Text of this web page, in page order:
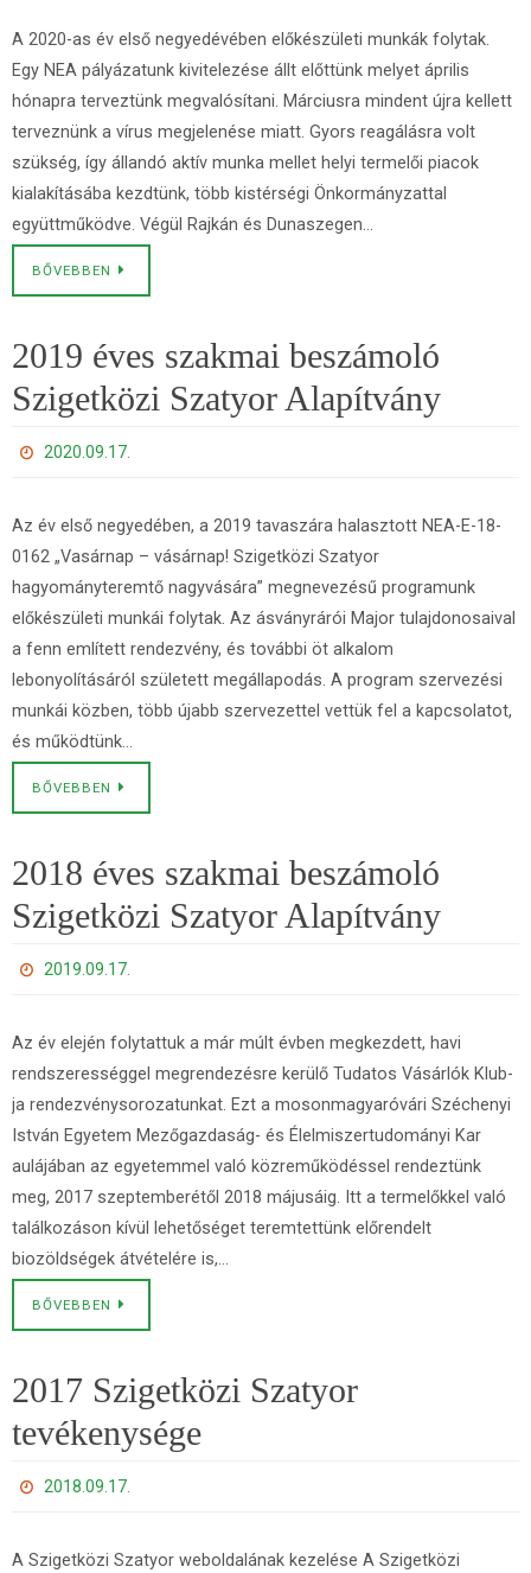
A 2020-as év első negyedévében előkészületi munkák folytak.
Egy NEA pályázatunk kivitelezése állt előttünk melyet április
hónapra terveztünk megvalósítani. Márciusra mindent újra kellett
terveznünk a vírus megjelenése miatt. Gyors reagálásra volt
szükség, így állandó aktív munka mellet helyi termelői piacok
kialakításába kezdtünk, több kistérségi Önkormányzattal
együttműködve. Végül Rajkán és Dunaszegen…
BŐVEBBEN
2019 éves szakmai beszámoló
Szigetközi Szatyor Alapítvány
2020.09.17.
Az év első negyedében, a 2019 tavaszára halasztott NEA-E-18-
0162 „Vasárnap – vásárnap! Szigetközi Szatyor
hagyományteremtő nagyvására” megnevezésű programunk
előkészületi munkái folytak. Az ásványrárói Major tulajdonosaival
a fenn említett rendezvény, és további öt alkalom
lebonyolításáról született megállapodás. A program szervezési
munkái közben, több újabb szervezettel vettük fel a kapcsolatot,
és működtünk…
BŐVEBBEN
2018 éves szakmai beszámoló
Szigetközi Szatyor Alapítvány
2019.09.17.
Az év elején folytattuk a már múlt évben megkezdett, havi
rendszerességgel megrendezésre kerülő Tudatos Vásárlók Klub-
ja rendezvénysorozatunkat. Ezt a mosonmagyaróvári Széchenyi
István Egyetem Mezőgazdaság- és Élelmiszertudományi Kar
aulájában az egyetemmel való közreműködéssel rendeztünk
meg, 2017 szeptemberétől 2018 májusáig. Itt a termelőkkel való
találkozáson kívül lehetőséget teremtettünk előrendelt
biozöldségek átvételére is,…
BŐVEBBEN
2017 Szigetközi Szatyor
tevékenysége
2018.09.17.
A Szigetközi Szatyor weboldalának kezelése A Szigetközi